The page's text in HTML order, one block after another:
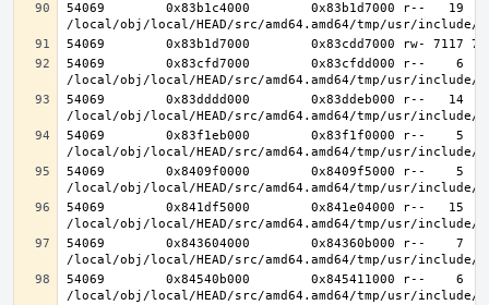
54069        0x83b1c4000        0x83b1d7000 r--   19
54069        0x83cfd7000        0x83cfdd000 r--    6
54069        0x83dddd000        0x83ddeb000 r--   14
54069        0x83f1eb000        0x83f1f0000 r--    5
54069        0x8409f0000        0x8409f5000 r--    5
54069        0x841df5000        0x841e04000 r--   15
54069        0x843604000        0x84360b000 r--    7
54069        0x84540b000        0x845411000 r--    6